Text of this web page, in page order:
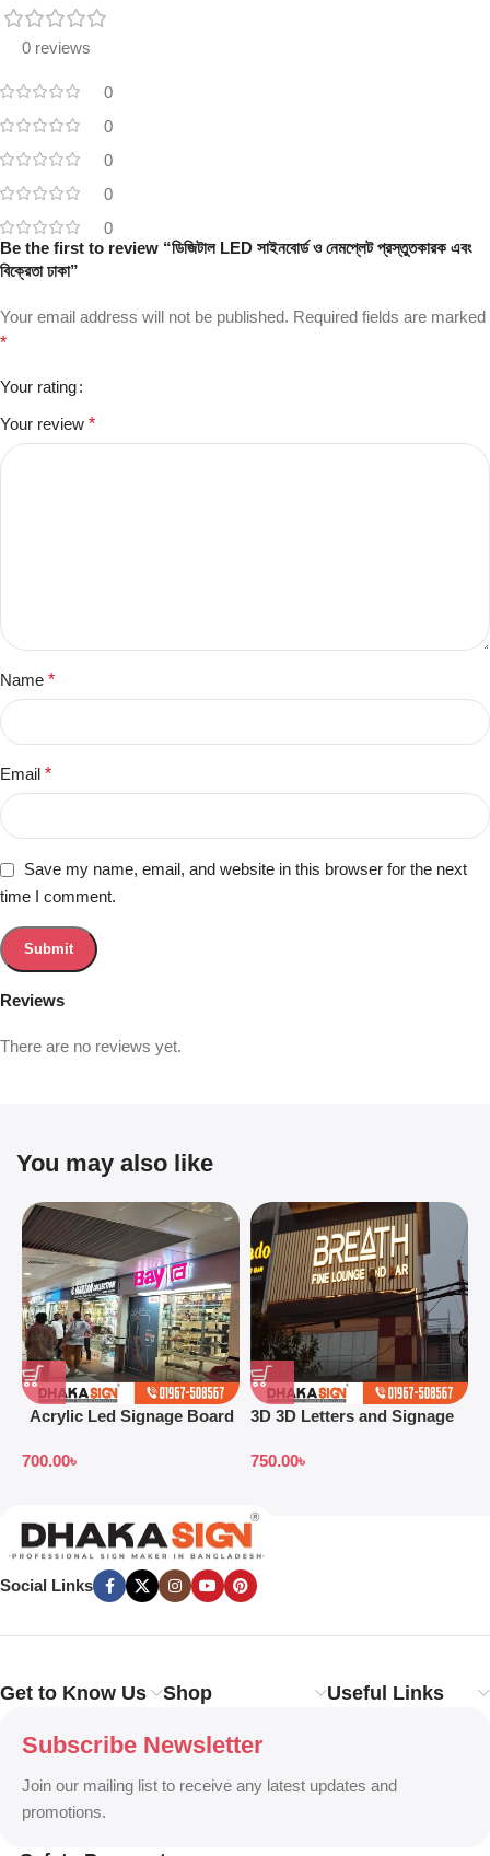
0 reviews
0
0
0
0
0
Reviews
There are no reviews yet.
Be the first to review “ডিজিটাল LED সাইনবোর্ড ও নেমপ্লেট প্রস্তুতকারক এবং
বিক্রেতা ঢাকা”
Your email address will not be published. Required fields are marked
*
Your rating
Your review *
Name *
Email *
Save my name, email, and website in this browser for the next
time I comment.
You may also like
Acrylic Led Signage Board
700.00৳
3D 3D Letters and Signage
750.00৳
Social Links
Get to Know Us Shop Useful Links
Subscribe Newsletter
Join our mailing list to receive any latest updates and
promotions.